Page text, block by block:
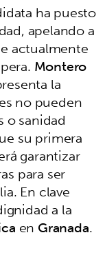
ha puesto
apelando a
actualmente
Montero
la
no pueden
o sanidad
su primera
garantizar
para ser
En clave
a la
en Granada.